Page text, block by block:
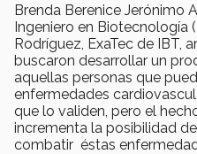
Brenda Berenice Jerónimo
Ingeniero en Biotecnología
Rodríguez, ExaTec de IBT,
buscaron desarrollar un
aquellas personas que
enfermedades
que lo validen, pero el
incrementa la posibilidad
combatir éstas